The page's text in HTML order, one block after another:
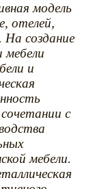
модель
отелей,
На создание
мебели
и
с
мебели.